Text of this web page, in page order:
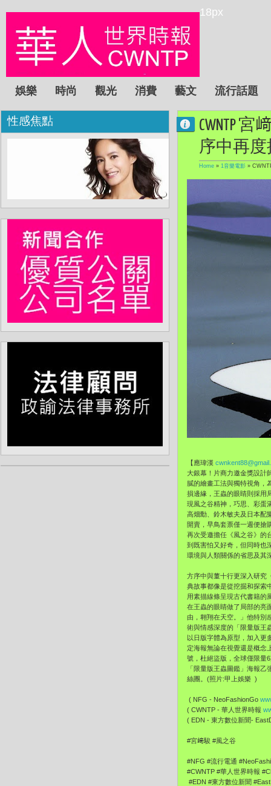
18px
娛樂 時尚 觀光 消費 藝文 流行話題
CWNTP
序中再
Home » 1音樂電影 »
【應瑋漢
大銀幕！片商力邀金獎設計
膩的繪畫工法與獨特視角，
損邊緣，王蟲的眼睛則採用
現風之谷精神，巧思、彩蛋
高畑勳、鈴木敏夫及日本配
開賣，早鳥套票僅一週便搶
再次受邀擔任《風之谷》的
到既害怕又好奇，但同時也
環境與人類關係的省思及其
方序中與董十行更深入研究
典故事都像是從挖掘和探索
用素描線條呈現古代書籍的
在王蟲的眼睛做了局部的亮
由，翱翔在天空。」他特別
術與情感深度的「限量版王
以日版字體為原型，加入更
定海報無論在視覺還是概念
號，杜絕盜版，全球僅限量
「限量版王蟲圖鑑」海報
絲團。(照片:甲上娛樂 )
( NFG - NeoFashionGo
( CWNTP - 華人世界時報
( EDN - 東方數位新聞-
#宮﨑駿 #風之谷
#NFG #流行電通
#CWNTP #華人世界時報
#EDN #東方數位新聞
性感焦點